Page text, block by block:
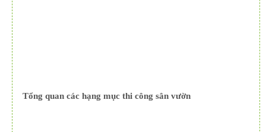
Tổng quan các hạng mục thi công sân vườn